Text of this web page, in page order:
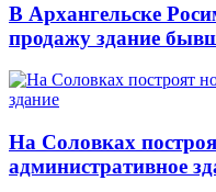
В Архангельске
продажу здание
На Соловках
административное